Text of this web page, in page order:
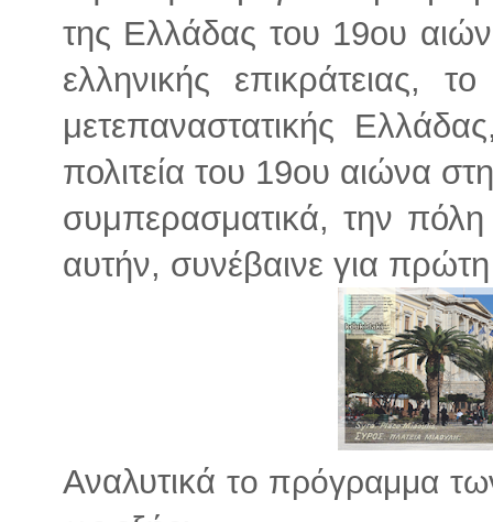
της Ελλάδας του 19ου
ελληνικής επικράτειας,
μετεπαναστατικής
πολιτεία του 19ου αιώνα
συμπερασματικά, την πόλη
αυτήν, συνέβαινε για
Αναλυτικάτο πρόγραμμα